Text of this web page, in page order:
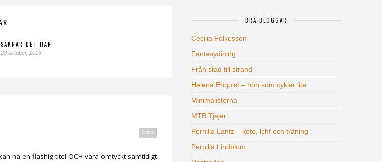
SAKNAR DET HÄR:
23 oktober, 2013
Svara
ha en flashig titel OCH vara omtyckt samtidigt
BRA BLOGGAR
Cecilia Folkesson
Fantasydining
Från stad till strand
Helena Enquist – hon som cyklar lite
Minimalisterna
MTB Tjejer
Pernilla Lantz – keto, lchf och träning
Pernilla Lindblom